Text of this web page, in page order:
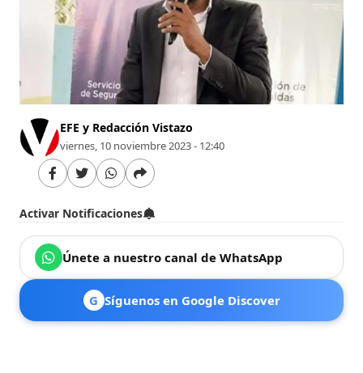
EFE y Redacción Vistazo
viernes, 10 noviembre 2023 - 12:40
Activar Notificaciones
Únete a nuestro canal de WhatsApp
G Síguenos en Google Discover